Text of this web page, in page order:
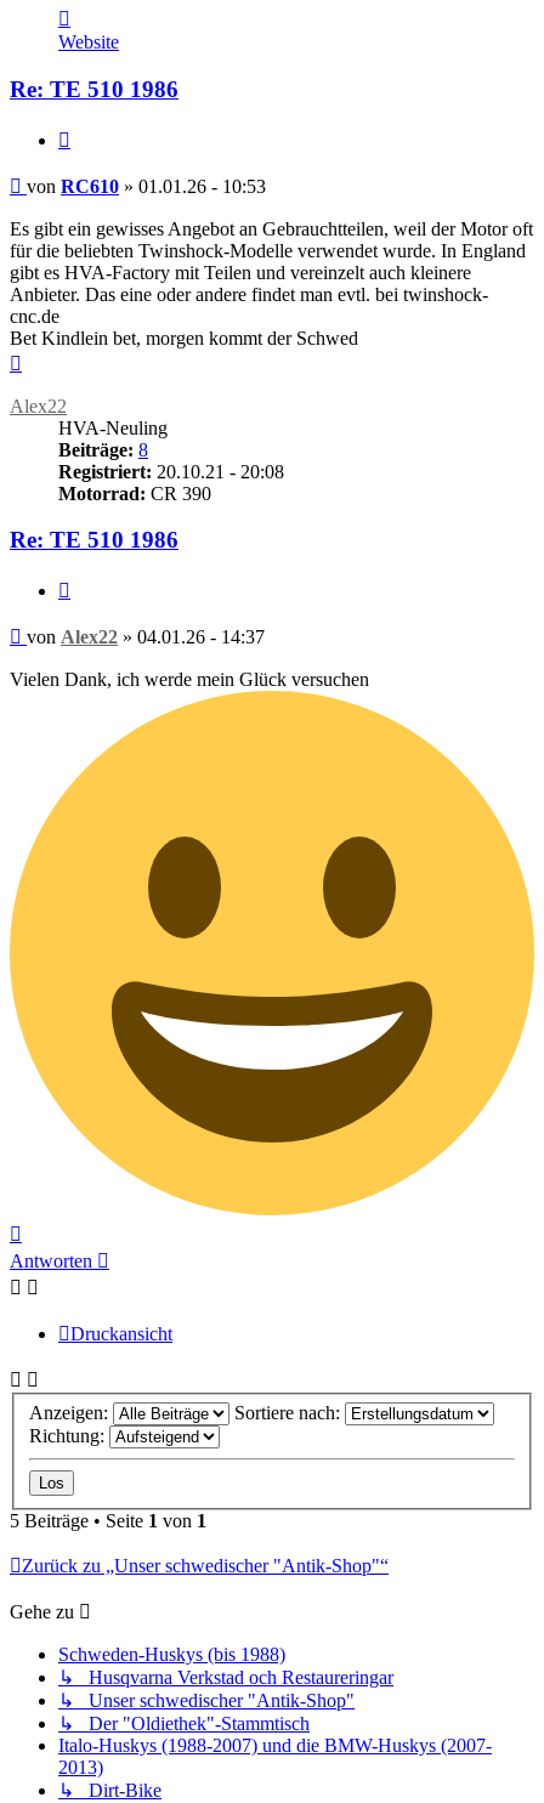
von
RC610
Website
Re: TE 510 1986
Beitrag
von RC610 » 01.01.26 - 10:53
Es gibt ein gewisses Angebot an Gebrauchtteilen, weil der Motor oft
für die beliebten Twinshock-Modelle verwendet wurde. In England
gibt es HVA-Factory mit Teilen und vereinzelt auch kleinere
Anbieter. Das eine oder andere findet man evtl. bei twinshock-
cnc.de
Bet Kindlein bet, morgen kommt der Schwed
Alex22
HVA-Neuling
Beiträge: 8
Registriert: 20.10.21 - 20:08
Motorrad: CR 390
Re: TE 510 1986
Beitrag
von Alex22 » 04.01.26 - 14:37
Vielen Dank, ich werde mein Glück versuchen
oben
Antworten
Druckansicht
Anzeigen:
Sortiere nach:
Richtung:
5 Beiträge • Seite 1 von 1
Zurück zu „Unser schwedischer "Antik-Shop"“
Gehe zu
Schweden-Huskys (bis 1988)
↳ Husqvarna Verkstad och Restaureringar
↳ Unser schwedischer "Antik-Shop"
↳ Der "Oldiethek"-Stammtisch
Italo-Huskys (1988-2007) und die BMW-Huskys (2007-
2013)
↳ Dirt-Bike